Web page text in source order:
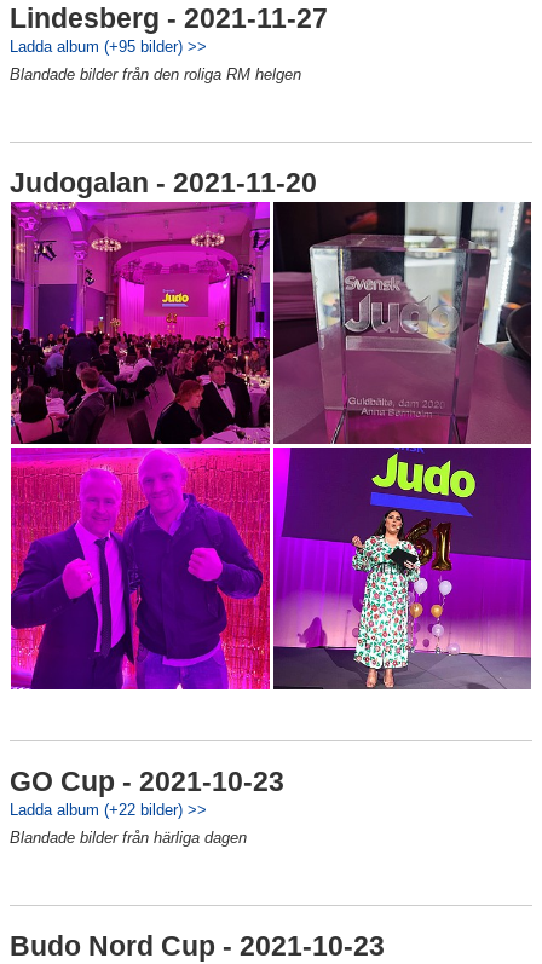
Lindesberg - 2021-11-27
Ladda album (+95 bilder) >>
Blandade bilder från den roliga RM helgen
Judogalan - 2021-11-20
GO Cup - 2021-10-23
Ladda album (+22 bilder) >>
Blandade bilder från härliga dagen
Budo Nord Cup - 2021-10-23